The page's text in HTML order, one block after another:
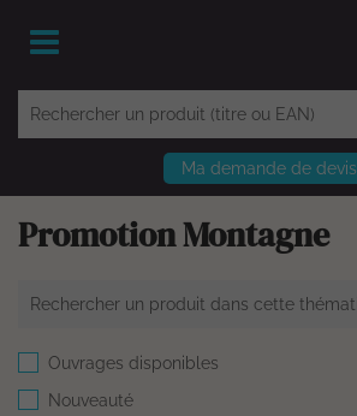
Ma demande de devis
Promotion Montagne
Ouvrages disponibles
Nouveauté